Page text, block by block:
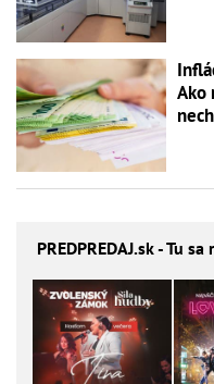
Ako
PREDPREDAJ.sk - Tu